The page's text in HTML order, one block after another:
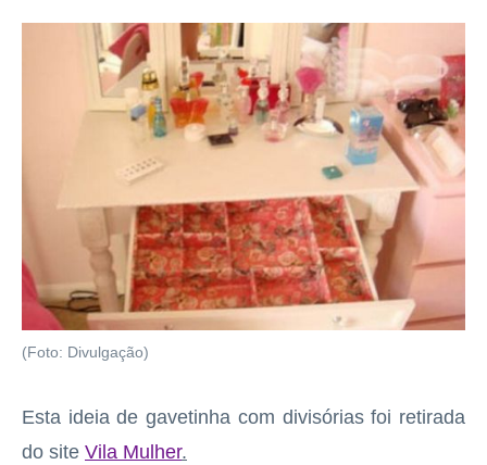
(Foto: Divulgação)
Esta ideia de gavetinha com divisórias foi retirada
do site Vila Mulher.